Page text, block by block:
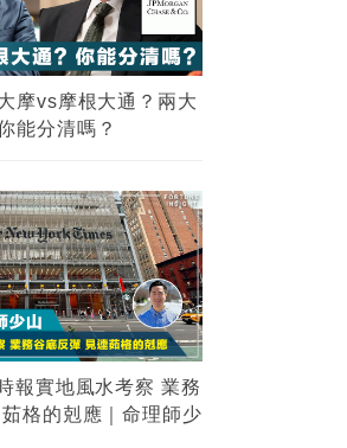
報實地風水考察 業務
茹格的剋應｜命理師少